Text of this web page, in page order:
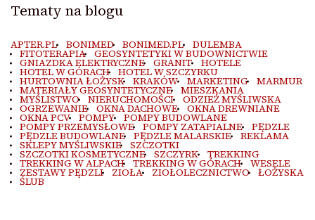
Tematy na blogu
APTER.PL BONIMED BONIMED.PL DULEMBA
FITOTERAPIA GEOSYNTETYKI W BUDOWNICTWIE
GNIAZDKA ELEKTRYCZNE GRANIT HOTELE
HOTEL W GÓRACH HOTEL W SZCZYRKU
HURTOWNIA ŁOŻYSK KRAKÓW MARKETING MARMUR
MATERIAŁY GEOSYNTETYCZNE MIESZKANIA
MYŚLISTWO NIERUCHOMOŚCI ODZIEŻ MYŚLIWSKA
OGRZEWANIE OKNA DACHOWE OKNA DREWNIANE
OKNA PCV POMPY POMPY BUDOWLANE
POMPY PRZEMYSŁOWE POMPY ZATAPIALNE PĘDZLE
PĘDZLE BUDOWLANE PĘDZLE MALARSKIE REKLAMA
SKLEPY MYŚLIWSKIE SZCZOTKI
SZCZOTKI KOSMETYCZNE SZCZYRK TREKKING
TREKKING W ALPACH TREKKING W GÓRACH WESELE
ZESTAWY PĘDZLI ZIOŁA ZIOŁOLECZNICTWO ŁOŻYSKA
ŚLUB